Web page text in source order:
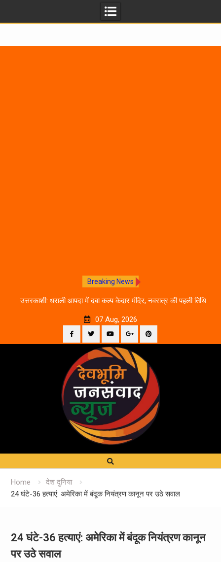
Breaking News
उत्तरकाशी: धराली आपदा में दबा कल्प केदार मंदिर, नवरात्र की पहली तिथि
07 Aug, 2026
Facebook
TwitterYouTubePlus
Google
Home
देश दुनिया
24 घंटे-36 हत्‍याएं: अमेरिका में बंदूक नियंत्रण कानून पर उठे सवाल
24 घंटे-36 हत्‍याएं: अमेरिका में बंदूक नियंत्रण कानून
पर उठे सवाल